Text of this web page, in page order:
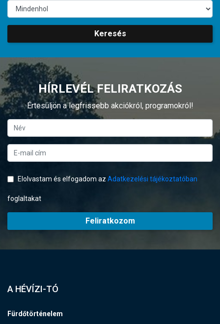
Keresés
HÍRLEVÉL FELIRATKOZÁS
Értesüljön a legfrissebb akciókról, programokról!
Elolvastam és elfogadom az Adatkezelési tájékoztatóban
foglaltakat
Feliratkozom
A HÉVÍZI-TÓ
Fürdőtörténelem